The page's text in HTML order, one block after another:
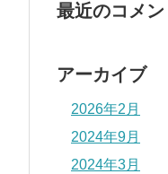
最近のコメン
アーカイブ
2026年2月
2024年9月
2024年3月